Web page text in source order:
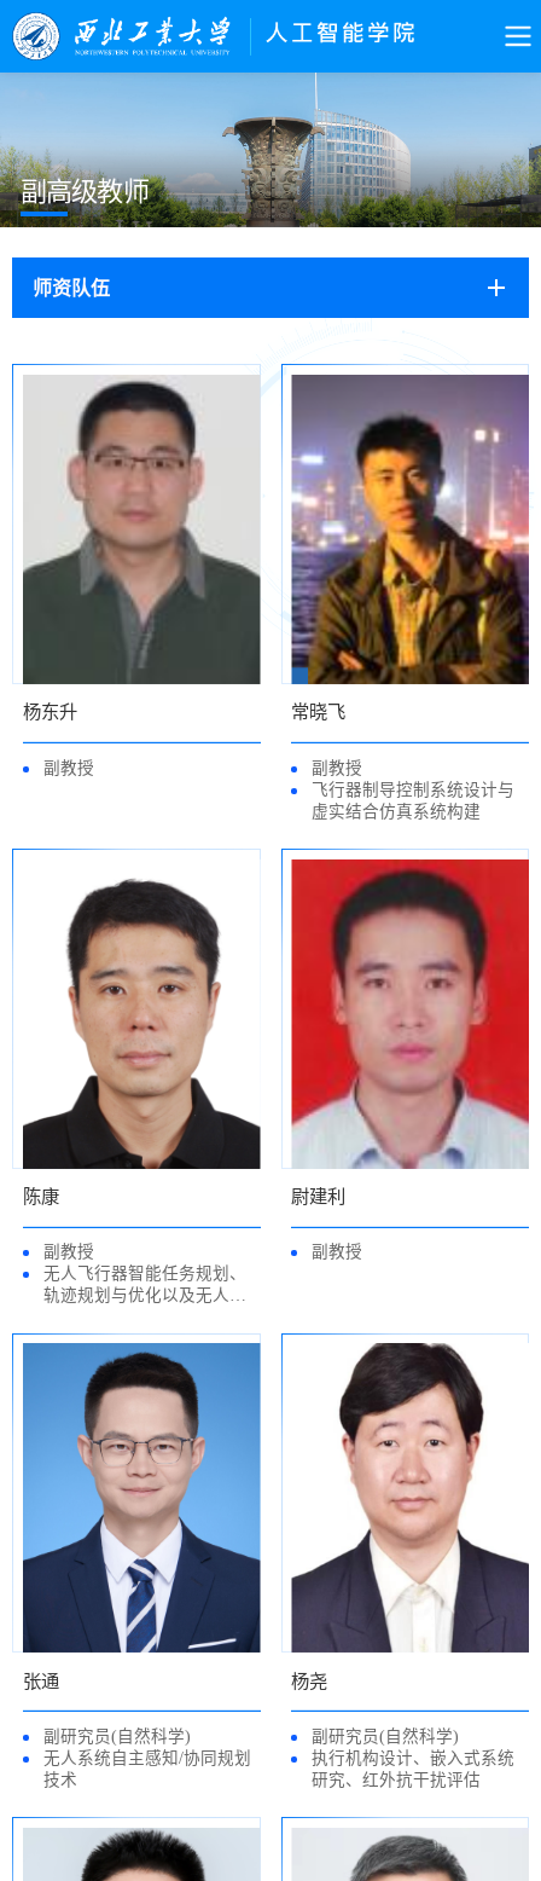
副高级教师
师资队伍
杨东升
副教授
常晓飞
副教授
飞行器制导控制系统设计与
虚实结合仿真系统构建
陈康
副教授
无人飞行器智能任务规划、
轨迹规划与优化以及无人集
尉建利
副教授
张通
副研究员(自然科学)
无人系统自主感知/协同规划
技术
杨尧
副研究员(自然科学)
执行机构设计、嵌入式系统
研究、红外抗干扰评估